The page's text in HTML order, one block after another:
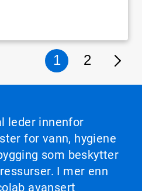
1 2
leder innenfor
for vann, hygiene
som beskytter
I mer enn
avansert